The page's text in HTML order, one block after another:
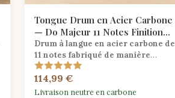
Tongue Drum en Acier Carbone
— Do Majeur 11 Notes Finition
Éthérée
Drum à langue en acier carbone de
11 notes fabriqué de manière
durableen Do Majeur avec une
finition éthérée brossée à la main,
parfaite pour la méditation et la
114,99 €
Livraison neutre en carbone